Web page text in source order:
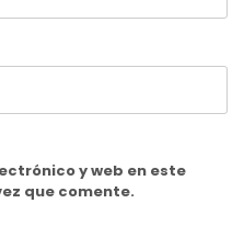
y web en este
que comente.